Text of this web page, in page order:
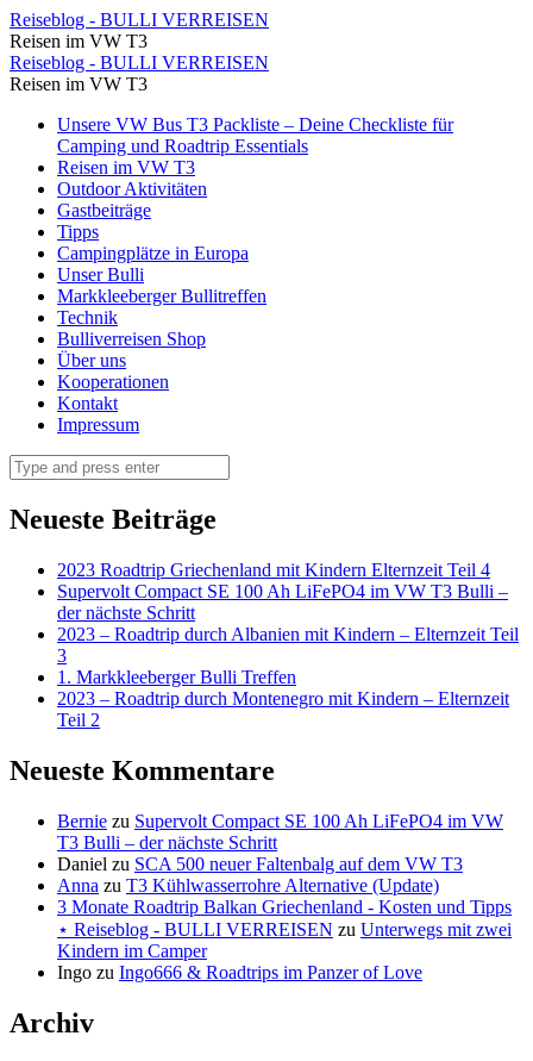
Der
Lift
von
Spicak
Reiseblog
BULLI
VERREISEN
Reiseblog - BULLI VERREISEN
Reisen im VW T3
Der
Lift
von
Spicak
Reiseblog
BULLI
VERREISEN
Reiseblog - BULLI VERREISEN
Reisen im VW T3
Skip
content
Unsere VW Bus T3 Packliste – Deine Checkliste für
Camping und Roadtrip Essentials
Reisen im VW T3
Outdoor Aktivitäten
Gastbeiträge
Tipps
Campingplätze in Europa
Unser Bulli
Markkleeberger Bullitreffen
Technik
Bulliverreisen Shop
Über uns
Kooperationen
Kontakt
Impressum
Search
Neueste Beiträge
2023 Roadtrip Griechenland mit Kindern Elternzeit Teil 4
Supervolt Compact SE 100 Ah LiFePO4 im VW T3 Bulli –
der nächste Schritt
2023 – Roadtrip durch Albanien mit Kindern – Elternzeit Teil
3
1. Markkleeberger Bulli Treffen
2023 – Roadtrip durch Montenegro mit Kindern – Elternzeit
Teil 2
Neueste Kommentare
Bernie zu Supervolt Compact SE 100 Ah LiFePO4 im VW
T3 Bulli – der nächste Schritt
Daniel zu SCA 500 neuer Faltenbalg auf dem VW T3
Anna zu T3 Kühlwasserrohre Alternative (Update)
3 Monate Roadtrip Balkan Griechenland - Kosten und Tipps
⋆ Reiseblog - BULLI VERREISEN zu Unterwegs mit zwei
Kindern im Camper
Ingo zu Ingo666 & Roadtrips im Panzer of Love
Archiv